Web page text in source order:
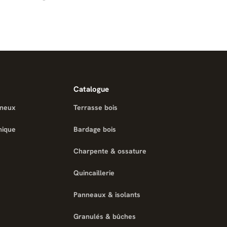
Catalogue
Terrasse bois
Bardage bois
Charpente & ossature
Quincaillerie
Panneaux & isolants
Granulés & bûches